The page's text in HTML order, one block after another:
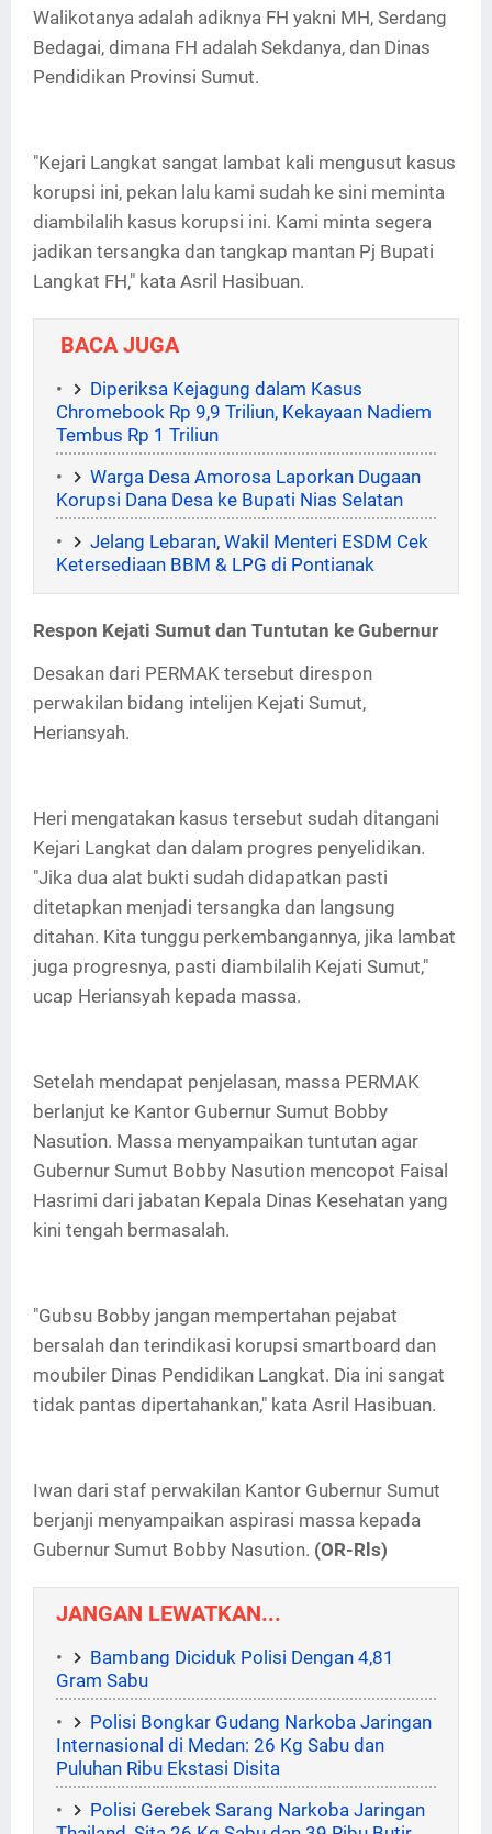
Walikotanya adalah adiknya FH yakni MH, Serdang
Bedagai, dimana FH adalah Sekdanya, dan Dinas
Pendidikan Provinsi Sumut.
"Kejari Langkat sangat lambat kali mengusut kasus
korupsi ini, pekan lalu kami sudah ke sini meminta
diambilalih kasus korupsi ini. Kami minta segera
jadikan tersangka dan tangkap mantan Pj Bupati
Langkat FH," kata Asril Hasibuan.
BACA JUGA
Diperiksa Kejagung dalam Kasus
Chromebook Rp 9,9 Triliun, Kekayaan Nadiem
Tembus Rp 1 Triliun
Warga Desa Amorosa Laporkan Dugaan
Korupsi Dana Desa ke Bupati Nias Selatan
Jelang Lebaran, Wakil Menteri ESDM Cek
Ketersediaan BBM & LPG di Pontianak
Respon Kejati Sumut dan Tuntutan ke Gubernur
Desakan dari PERMAK tersebut direspon
perwakilan bidang intelijen Kejati Sumut,
Heriansyah.
Heri mengatakan kasus tersebut sudah ditangani
Kejari Langkat dan dalam progres penyelidikan.
"Jika dua alat bukti sudah didapatkan pasti
ditetapkan menjadi tersangka dan langsung
ditahan. Kita tunggu perkembangannya, jika lambat
juga progresnya, pasti diambilalih Kejati Sumut,"
ucap Heriansyah kepada massa.
Setelah mendapat penjelasan, massa PERMAK
berlanjut ke Kantor Gubernur Sumut Bobby
Nasution. Massa menyampaikan tuntutan agar
Gubernur Sumut Bobby Nasution mencopot Faisal
Hasrimi dari jabatan Kepala Dinas Kesehatan yang
kini tengah bermasalah.
"Gubsu Bobby jangan mempertahan pejabat
bersalah dan terindikasi korupsi smartboard dan
moubiler Dinas Pendidikan Langkat. Dia ini sangat
tidak pantas dipertahankan," kata Asril Hasibuan.
Iwan dari staf perwakilan Kantor Gubernur Sumut
berjanji menyampaikan aspirasi massa kepada
Gubernur Sumut Bobby Nasution. (OR-Rls)
JANGAN LEWATKAN...
Bambang Diciduk Polisi Dengan 4,81
Gram Sabu
Polisi Bongkar Gudang Narkoba Jaringan
Internasional di Medan: 26 Kg Sabu dan
Puluhan Ribu Ekstasi Disita
Polisi Gerebek Sarang Narkoba Jaringan